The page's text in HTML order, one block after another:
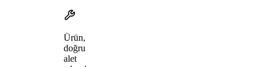
Ürün,
doğru
alet